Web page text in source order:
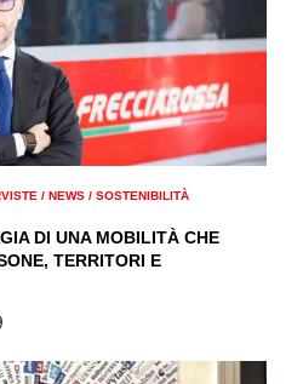
/ NEWS / SOSTENIBILITÀ
DI UNA MOBILITÀ CHE
TERRITORI E